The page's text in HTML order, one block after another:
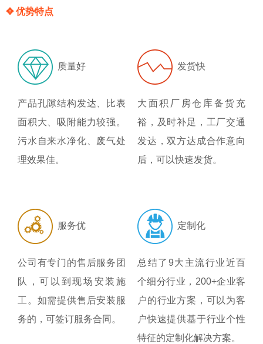
✥ 优势特点
质量好
产品孔隙结构发达、比表
面积大、吸附能力较强。
污水自来水净化、废气处
理效果佳。
发货快
大面积厂房仓库备货充
裕，及时补足，工厂交通
发达，双方达成合作意向
后，可以快速发货。
服务优
公司有专门的售后服务团
队，可以到现场安装施
工。如需提供售后安装服
务的，可签订服务合同。
定制化
总结了9大主流行业近百
个细分行业，200+企业客
户的行业方案，可以为客
户快速提供基于行业个性
特征的定制化解决方案。